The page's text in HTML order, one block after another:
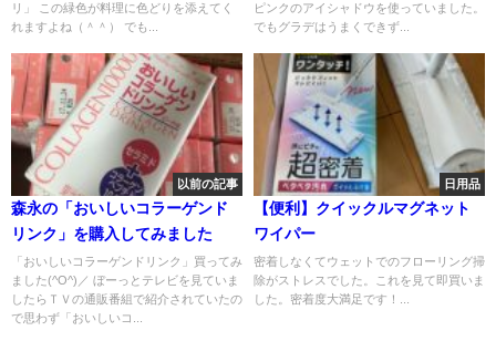
リ」 この緑色が料理に色どりを添えてく
れますよね（＾＾） でも...
ピンクのアイシャドウを使っていました。
でもグラデはうまくできず...
以前の記事
森永の「おいしいコラーゲンド
リンク」を購入してみました
「おいしいコラーゲンドリンク」買ってみ
ました(^O^)／ ぼーっとテレビを見ていま
したらＴＶの通販番組で紹介されていたの
で思わず「おいしいコ...
日用品
【便利】クイックルマグネット
ワイパー
密着しなくてウェットでのフローリング掃
除がストレスでした。これを見て即買いま
した。密着度大満足です！...